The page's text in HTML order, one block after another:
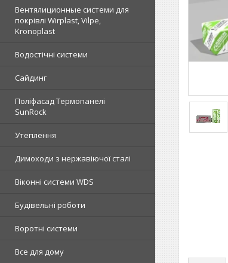
Вентялиционные системи для
покрівлі Wirplast, Vilpe,
Kronoplast
Водостічні системи
Сайдинг
Поліфасад Термопанелі
SunRock
Утеплення
Димоходи з нержавіючої сталі
Віконні системи WDS
Будівельні роботи
Воротні системи
Все для дому